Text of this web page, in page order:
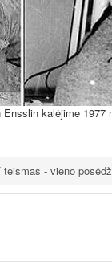
kalėjime 1977 m.
teismas - vieno